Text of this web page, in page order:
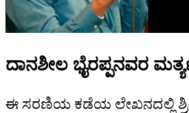
ದಾನಶೀಲ ಭೈರಪ್ಪನವರ
ಈ ಸರಣಿಯ ಕಡೆಯ ಲೇಖನದಲ್ಲಿ